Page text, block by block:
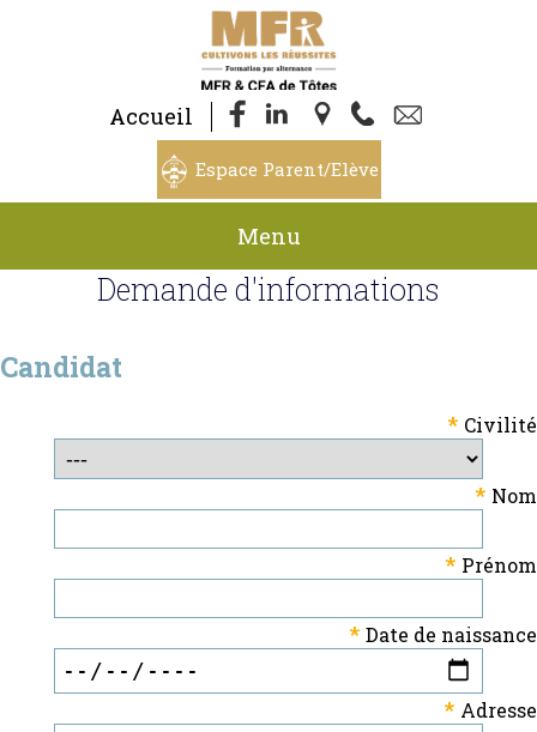
Accueil
Espace Parent/Elève
Menu
Demande d'informations
Candidat
* Civilité
* Nom
* Prénom
* Date de naissance
* Adresse